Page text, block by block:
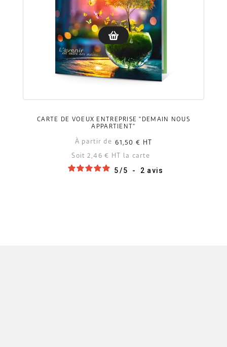
CARTE DE VOEUX ENTREPRISE "DEMAIN NOUS
APPARTIENT"
À partir de 61,50 €
HT
Soit 2,46 € HT la carte
5/5 - 2 avis